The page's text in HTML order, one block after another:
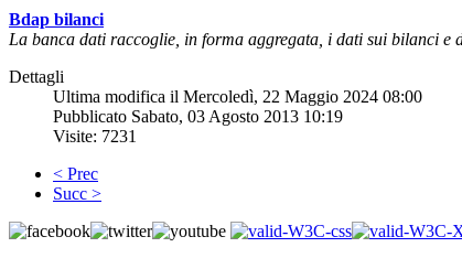
Bdap bilanci
La banca dati raccoglie, in forma aggregata, i dati sui bilanci e
Dettagli
Ultima modifica il Mercoledì, 22 Maggio 2024 08:00
Pubblicato Sabato, 03 Agosto 2013 10:19
Visite: 7231
< Prec
Succ >